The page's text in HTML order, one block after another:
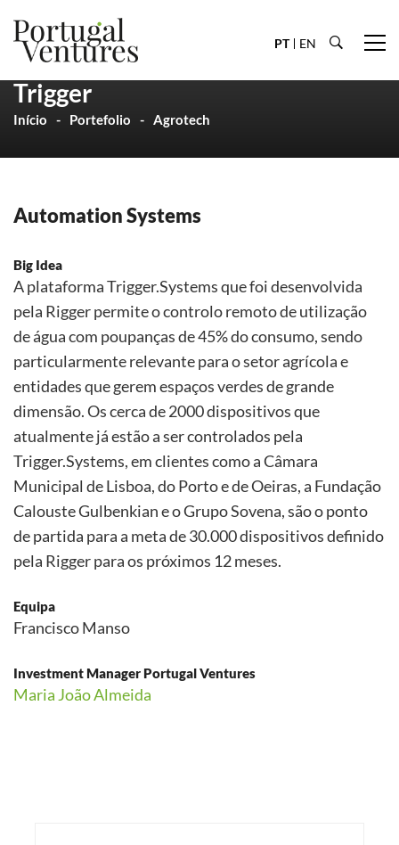
PT EN
Trigger
Início Portefolio Agrotech
Automation Systems
Big Idea
A plataforma Trigger.Systems que foi desenvolvida
pela Rigger permite o controlo remoto de utilização
de água com poupanças de 45% do consumo, sendo
particularmente relevante para o setor agrícola e
entidades que gerem espaços verdes de grande
dimensão. Os cerca de 2000 dispositivos que
atualmente já estão a ser controlados pela
Trigger.Systems, em clientes como a Câmara
Municipal de Lisboa, do Porto e de Oeiras, a Fundação
Calouste Gulbenkian e o Grupo Sovena, são o ponto
de partida para a meta de 30.000 dispositivos definido
pela Rigger para os próximos 12 meses.
Equipa
Francisco Manso
Investment Manager Portugal Ventures
Maria João Almeida